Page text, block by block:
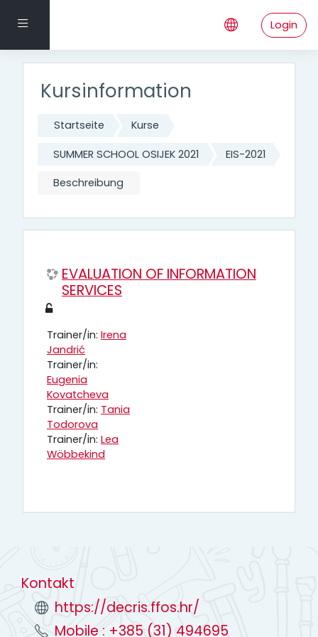
Website-Übersicht Login
Kursinformation
Startseite Kurse
SUMMER SCHOOL OSIJEK 2021 EIS-2021
Beschreibung
EVALUATION OF INFORMATION
SERVICES
Trainer/in: Irena
Jandrić
Trainer/in:
Eugenia
Kovatcheva
Trainer/in: Tania
Todorova
Trainer/in: Lea
Wöbbekind
Kontakt
https://decris.ffos.hr/
Mobile : +385 (31) 494695